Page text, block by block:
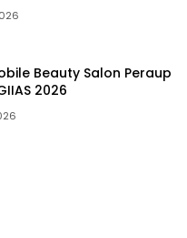
Beauty Salon Peraup
2026